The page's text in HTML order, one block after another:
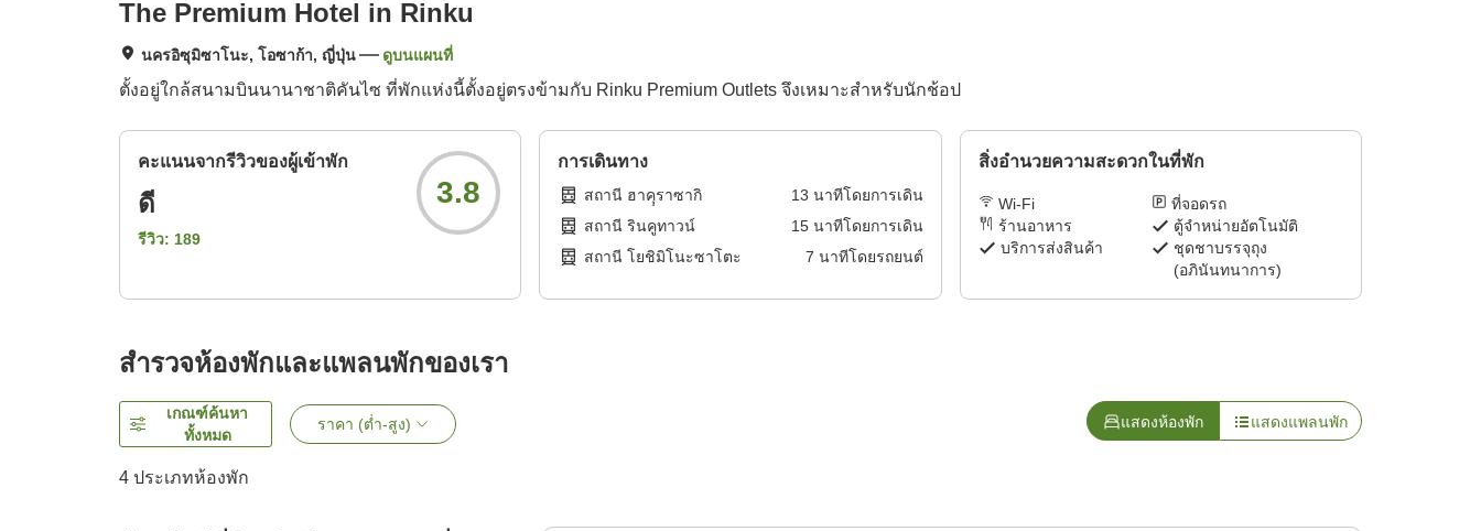
The Premium Hotel in Rinku
นครอิซุมิซาโนะ, โอซาก้า, ญี่ปุ่น ดูบนแผนที่
ตั้งอยู่ใกล้สนามบินนานาชาติคันไซ ที่พักแห่งนี้ตั้งอยู่ตรงข้ามกับ Rinku Premium Outlets จึงเหมาะสำหรับนักช้อป
คะแนนจากรีวิวของผู้เข้าพัก
ดี
รีวิว: 189
3.8
การเดินทาง
สถานี ฮาคุุราซากิ 13 นาทีโดยการเดิน
สถานี รินคูทาวน์
15นาทีโดยการเดิน
สถานี โยชิมิโนะซาโตะ
7 นาทีโดยรถยนต์
สิ่งอำนวยความสะดวกในที่พัก
Wi-Fi
ที่จอดรถ
ร้านอาหาร
ตู้จำหน่ายอัตโนมัติ
บริการส่งสินค้า
ชุดชาบรรจุถุง
(อภินันทนาการ)
สำรวจห้องพักและแพลนพักของเรา
เกณฑ์ค้นหา
ทั้งหมด
ราคา (ต่ำ-สูง) แสดงห้องพัก แสดงแพลนพัก
4 ประเภทห้องพัก